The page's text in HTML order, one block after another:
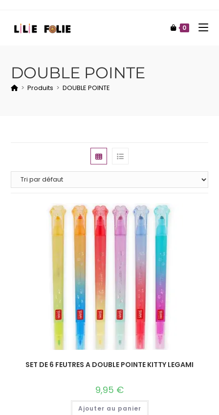
0
DOUBLE POINTE
> Produits > DOUBLE POINTE
SET DE 6 FEUTRES A DOUBLE POINTE KITTY LEGAMI
9,95 €
Ajouter au panier